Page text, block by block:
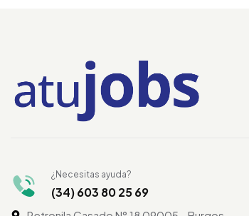
¿Necesitas ayuda?
(34) 603 80 25 69